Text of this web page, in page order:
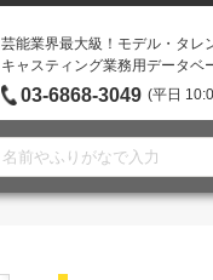
芸能業界最大級！モデル・タレ
キャスティング業務用データベ
03-6868-3049 (平日